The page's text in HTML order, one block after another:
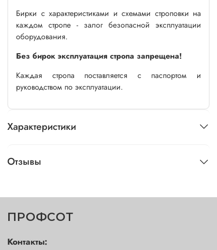
Бирки с характеристиками и схемами строповки на
каждом стропе - залог безопасной эксплуатации
оборудования.
Без бирок эксплуатация стропа запрещена!
Каждая стропа поставляется с паспортом и
руководством по эксплуатации.
Характеристики
Отзывы
ПРОФСОТ
Контакты: